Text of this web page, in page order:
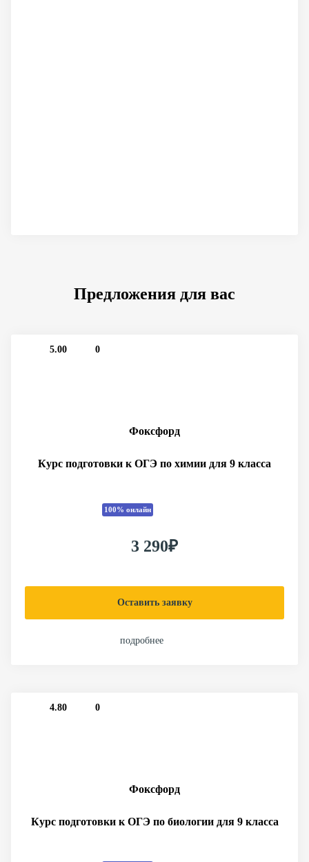
Предложения для вас
5.00 0
Фоксфорд
Курс подготовки к ОГЭ по химии для 9 класса
100% онлайн
3 290₽
Оставить заявку
подробнее
4.80 0
Фоксфорд
Курс подготовки к ОГЭ по биологии для 9 класса